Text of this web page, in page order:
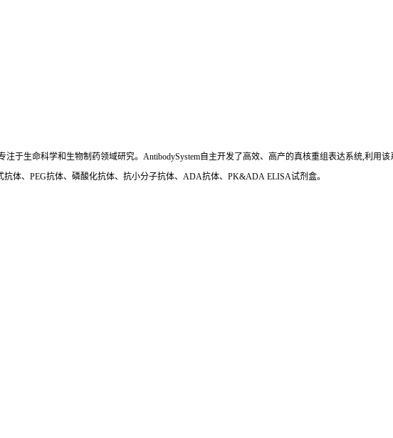
注于生命科学和生物制药领域研究。AntibodySystem自主开发了高效、高产的真核重组表达系统,利用
体、PEG抗体、磷酸化抗体、抗小分子抗体、ADA抗体、PK&ADA ELISA试剂盒。